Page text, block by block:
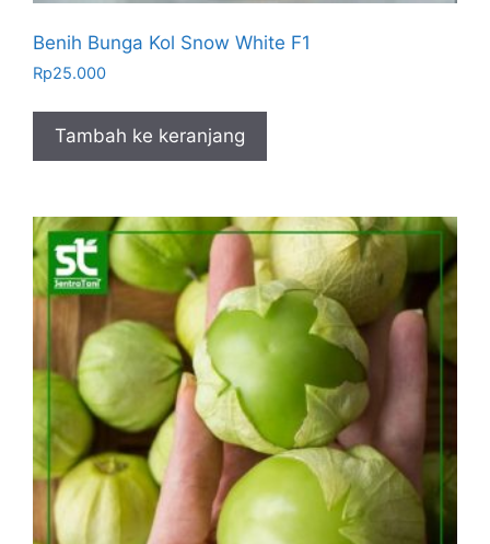
Benih Bunga Kol Snow White F1
Rp25.000
Tambah ke keranjang